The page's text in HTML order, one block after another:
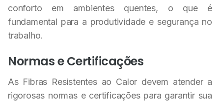
conforto em ambientes quentes, o que é
fundamental para a produtividade e segurança no
trabalho.
Normas e Certificações
As Fibras Resistentes ao Calor devem atender a
rigorosas normas e certificações para garantir sua